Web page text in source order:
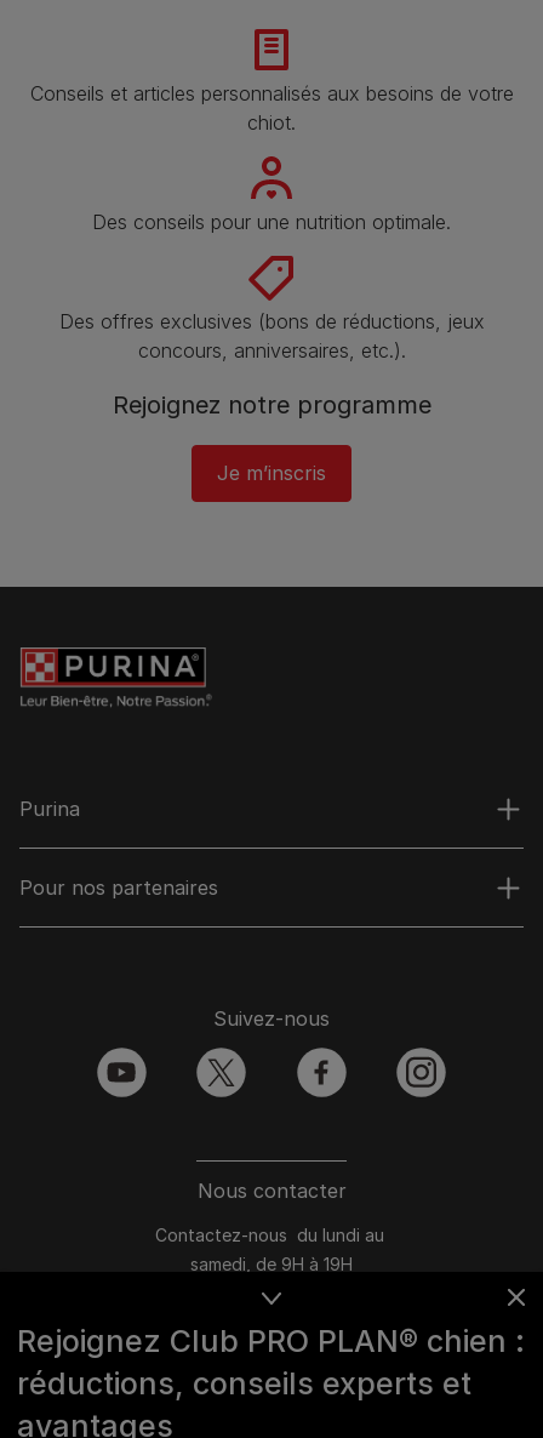
Conseils et articles personnalisés aux besoins de votre
chiot.
Des conseils pour une nutrition optimale.
Des offres exclusives (bons de réductions, jeux
concours, anniversaires, etc.).
Rejoignez notre programme​
Je m’inscris
Rejoignez Club PRO PLAN® chien :
réductions, conseils experts et
avantages
Purina
Pour nos partenaires
Nous contacter
Contactez-nous du lundi au
samedi, de 9H à 19H
du lundi au vendredi, de 10H à 16H
> Nous écrire
Suivez-nous
youtube twitter facebook instagram